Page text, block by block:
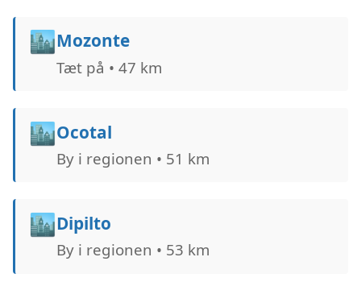
🏙️Mozonte
Tæt på • 47 km
🏙️Ocotal
By i regionen • 51 km
🏙️Dipilto
By i regionen • 53 km